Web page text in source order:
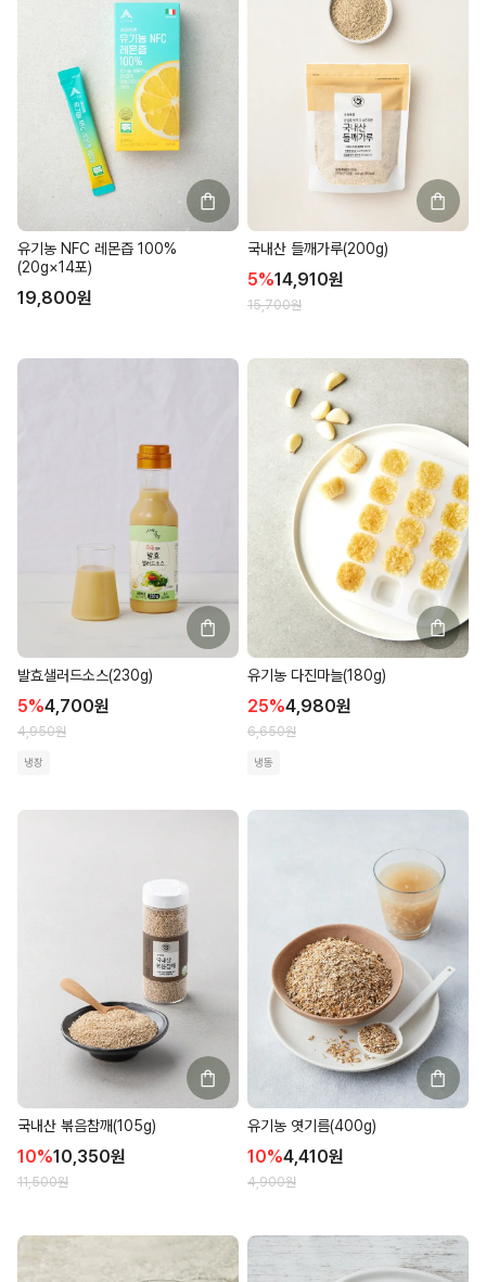
유기농 NFC 레몬즙 100%
(20g×14포)
19,800원
국내산 들깨가루(200g)
5%14,910원
15,700원
발효샐러드소스(230g)
5%4,700원
4,950원
냉장
유기농 다진마늘(180g)
25%4,980원
6,650원
냉동
국내산 볶음참깨(105g)
10%10,350원
11,500원
유기농 엿기름(400g)
10%4,410원
4,900원